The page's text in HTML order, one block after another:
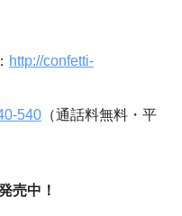
http://confetti-
540 （通話料無料・平
売中！